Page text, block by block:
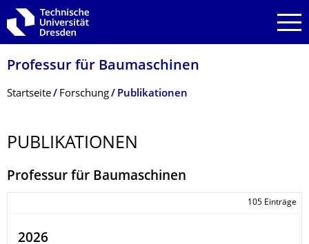
Zur Hauptnavigation springen
Zur Suche springen
Zum Inhalt springen
Professur für Baumaschinen
Breadcrumb-Menü
Startseite Forschung Publikationen
PUBLIKATIONEN
Professur für Baumaschinen
105 Einträge
2026